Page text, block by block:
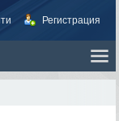
Регистрация